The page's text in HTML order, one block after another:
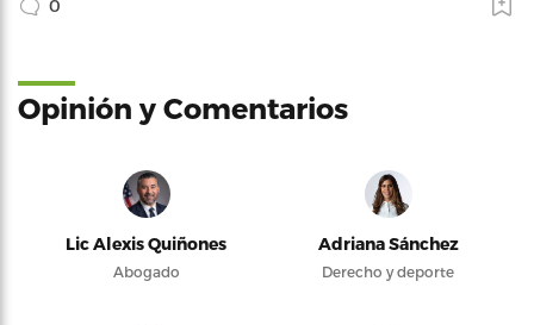
0
Opinión y Comentarios
Lic Alexis Quiñones
Abogado
Adriana Sánchez
Derecho y deporte